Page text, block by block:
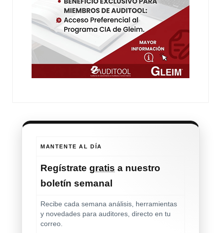
MANTENTE AL DÍA
Regístrate gratis a nuestro
boletín semanal
Recibe cada semana análisis, herramientas
y novedades para auditores, directo en tu
correo.